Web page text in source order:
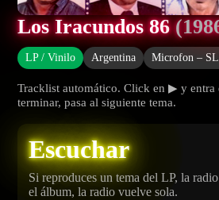
Los Iracundos 86
LP / Vinilo Argentina Microfon –
Tracklist automático. Click en ▶ y entra
terminar, pasa al siguiente tema.
Escuchar
Si reproduces un tema del LP, la
el álbum, la radio vuelve sola.